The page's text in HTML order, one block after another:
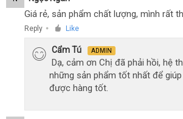
Giá rẻ, sản phẩm chất lượng, mình rất
Reply ● Like
Cẩm Tú ADMIN
Dạ, cảm ơn Chị đã phải hồi, hệ
những sản phẩm tốt nhất để
được hàng tốt.